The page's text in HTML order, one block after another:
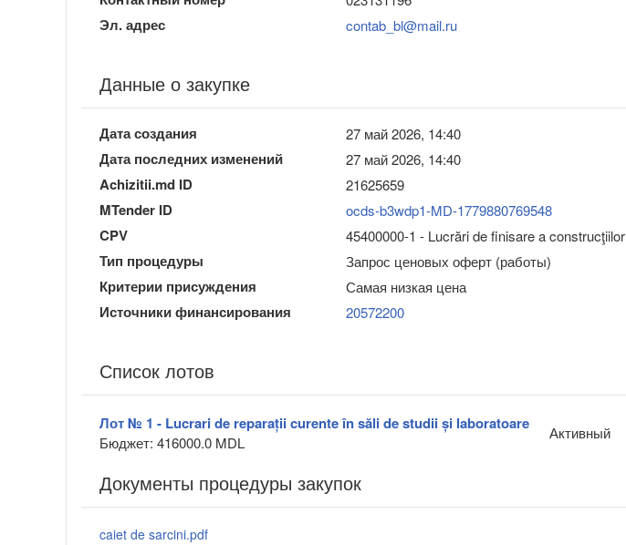
Эл. адрес contab_bl@mail.ru
Данные о закупке
Дата создания 27 май 2026, 14:40
Дата последних изменений 27 май 2026, 14:40
Achizitii.md ID 21625659
MTender ID ocds-b3wdp1-MD-1779880769548
CPV 45400000-1 - Lucrări de finisare a construcţiilor
Тип процедуры Запрос ценовых оферт (работы)
Критерии присуждения Самая низкая цена
Источники финансирования 20572200
Список лотов
Лот № 1 - Lucrari de reparații curente în săli de studii și laboratoare
Бюджет: 416000.0 MDL
Активный
Документы процедуры закупок
caiet de sarcini.pdf